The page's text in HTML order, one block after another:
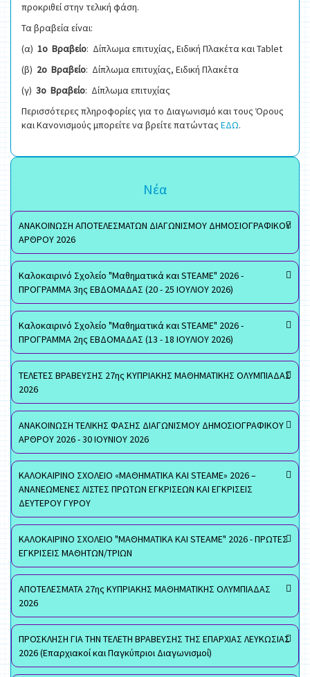
προκριθεί στην τελική φάση.
Τα βραβεία είναι:
(α) 1ο Βραβείο: Δίπλωμα επιτυχίας, Ειδική Πλακέτα και Tablet
(β) 2ο Βραβείο: Δίπλωμα επιτυχίας, Ειδική Πλακέτα
(γ) 3ο Βραβείο: Δίπλωμα επιτυχίας
Περισσότερες πληροφορίες για το Διαγωνισμό και τους Όρους
και Κανονισμούς μπορείτε να βρείτε πατώντας ΕΔΩ.
Νέα
ΑΝΑΚΟΙΝΩΣΗ ΑΠΟΤΕΛΕΣΜΑΤΩΝ ΔΙΑΓΩΝΙΣΜΟΥ ΔΗΜΟΣΙΟΓΡΑΦΙΚΟΥ
ΑΡΘΡΟΥ 2026
Καλοκαιρινό Σχολείο "Μαθηματικά και STEAME" 2026 -
ΠΡΟΓΡΑΜΜΑ 3ης ΕΒΔΟΜΑΔΑΣ (20 - 25 ΙΟΥΛΙΟΥ 2026)
Καλοκαιρινό Σχολείο "Μαθηματικά και STEAME" 2026 -
ΠΡΟΓΡΑΜΜΑ 2ης ΕΒΔΟΜΑΔΑΣ (13 - 18 ΙΟΥΛΙΟΥ 2026)
ΤΕΛΕΤΕΣ ΒΡΑΒΕΥΣΗΣ 27ης ΚΥΠΡΙΑΚΗΣ ΜΑΘΗΜΑΤΙΚΗΣ ΟΛΥΜΠΙΑΔΑΣ
2026
ΑΝΑΚΟΙΝΩΣΗ ΤΕΛΙΚΗΣ ΦΑΣΗΣ ΔΙΑΓΩΝΙΣΜΟΥ ΔΗΜΟΣΙΟΓΡΑΦΙΚΟΥ
ΑΡΘΡΟΥ 2026 - 30 ΙΟΥΝΙΟΥ 2026
ΚΑΛΟΚΑΙΡΙΝΟ ΣΧΟΛΕΙΟ «ΜΑΘΗΜΑΤΙΚΑ ΚΑΙ STEAME» 2026 –
ΑΝΑΝΕΩΜΕΝΕΣ ΛΙΣΤΕΣ ΠΡΩΤΩΝ ΕΓΚΡΙΣΕΩΝ ΚΑΙ ΕΓΚΡΙΣΕΙΣ
ΔΕΥΤΕΡΟΥ ΓΥΡΟΥ
ΚΑΛΟΚΑΙΡΙΝΟ ΣΧΟΛΕΙΟ "ΜΑΘΗΜΑΤΙΚΑ ΚΑΙ STEAME" 2026 - ΠΡΩΤΕΣ
ΕΓΚΡΙΣΕΙΣ ΜΑΘΗΤΩΝ/ΤΡΙΩΝ
ΑΠΟΤΕΛΕΣΜΑΤΑ 27ης ΚΥΠΡΙΑΚΗΣ ΜΑΘΗΜΑΤΙΚΗΣ ΟΛΥΜΠΙΑΔΑΣ
2026
ΠΡΟΣΚΛΗΣΗ ΓΙΑ ΤΗΝ ΤΕΛΕΤΗ ΒΡΑΒΕΥΣΗΣ ΤΗΣ ΕΠΑΡΧΙΑΣ ΛΕΥΚΩΣΙΑΣ
2026 (Επαρχιακοί και Παγκύπριοι Διαγωνισμοί)